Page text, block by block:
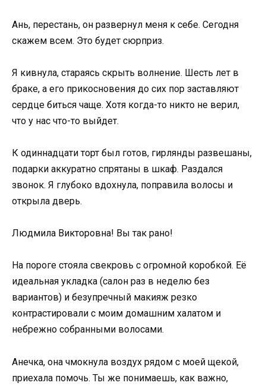
Ань, перестань, он развернул меня к себе. Сегодня
скажем всем. Это будет сюрприз.
Я кивнула, стараясь скрыть волнение. Шесть лет в
браке, а его прикосновения до сих пор заставляют
сердце биться чаще. Хотя когда-то никто не верил,
что у нас что-то выйдет.
К одиннадцати торт был готов, гирлянды развешаны,
подарки аккуратно спрятаны в шкаф. Раздался
звонок. Я глубоко вдохнула, поправила волосы и
открыла дверь.
Людмила Викторовна! Вы так рано!
На пороге стояла свекровь с огромной коробкой. Её
идеальная укладка (салон раз в неделю без
вариантов) и безупречный макияж резко
контрастировали с моим домашним халатом и
небрежно собранными волосами.
Анечка, она чмокнула воздух рядом с моей щекой,
приехала помочь. Ты же понимаешь, как важно,